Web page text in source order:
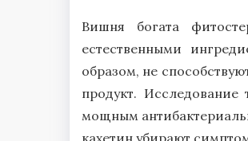
Вишня богата
естественными
образом, не
продукт. Исследование
мощным
кахетин убирают